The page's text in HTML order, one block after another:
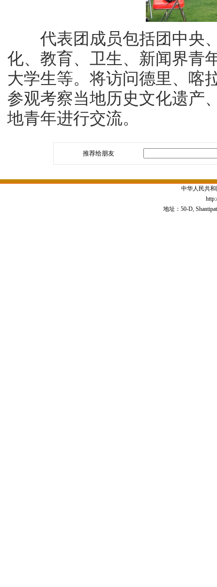
代表团成员包括团中央、
化、教育、卫生、新闻界青
大学生等。将访问德里、喀
参观考察当地历史文化遗产
地青年进行交流。
推荐给朋友
中华人民共
地址：50-D,